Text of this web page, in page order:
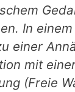
In
einer
mit
(Freie